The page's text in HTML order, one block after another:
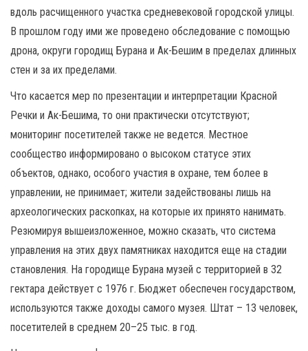
вдоль расчищенного участка средневековой городской улицы.
В прошлом году ими же проведено обследование с помощью
дрона, округи городищ Бурана и Ак-Бешим в пределах длинных
стен и за их пределами.
Что касается мер по презентации и интерпретации Красной
Речки и Ак-Бешима, то они практически отсутствуют;
мониторинг посетителей также не ведется. Местное
сообщество информировано о высоком статусе этих
объектов, однако, особого участия в охране, тем более в
управлении, не принимает; жители задействованы лишь на
археологических раскопках, на которые их принято нанимать.
Резюмируя вышеизложенное, можно сказать, что система
управления на этих двух памятниках находится еще на стадии
становления. На городище Бурана музей с территорией в 32
гектара действует с 1976 г. Бюджет обеспечен государством,
используются также доходы самого музея. Штат – 13 человек,
посетителей в среднем 20–25 тыс. в год.